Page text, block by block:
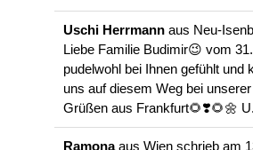
Uschi Herrmann aus Neu-
Liebe Familie Budimir😉 vom
pudelwohl bei Ihnen gefühlt
uns auf diesem Weg bei
Grüßen aus Frankfurt🌻❣️🌻🌼
Ramonaaus Wien schrieb am